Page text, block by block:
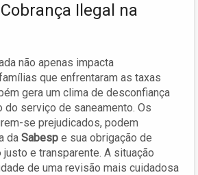
Ilegal na
não apenas impacta
que enfrentaram as taxas
gera um clima de desconfiança
do serviço de saneamento. Os
se prejudicados, podem
da Sabesp e sua obrigação de
e transparente. A situação
de uma revisão mais cuidadosa